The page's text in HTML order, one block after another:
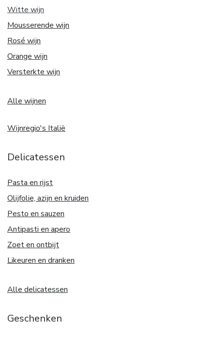
Witte wijn
Mousserende wijn
Rosé wijn
Orange wijn
Versterkte wijn
Alle wijnen
Wijnregio's Italië
Delicatessen
Pasta en rijst
Olijfolie, azijn en kruiden
Pesto en sauzen
Antipasti en apero
Zoet en ontbijt
Likeuren en dranken
Alle delicatessen
Geschenken